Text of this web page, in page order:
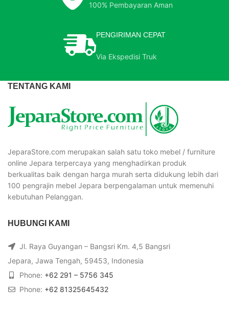
100% Pembayaran Aman
PENGIRIMAN CEPAT
Via Ekspedisi Truk
TENTANG KAMI
JeparaStore.com merupakan salah satu toko mebel / furniture
online Jepara terpercaya yang menghadirkan produk
berkualitas baik dengan harga murah serta didukung lebih dari
100 pengrajin mebel Jepara berpengalaman untuk memenuhi
kebutuhan Pelanggan.
HUBUNGI KAMI
Jl. Raya Guyangan – Bangsri Km. 4,5 Bangsri
Jepara, Jawa Tengah, 59453, Indonesia
Phone: +62 291 – 5756 345
Phone: +62 81325645432